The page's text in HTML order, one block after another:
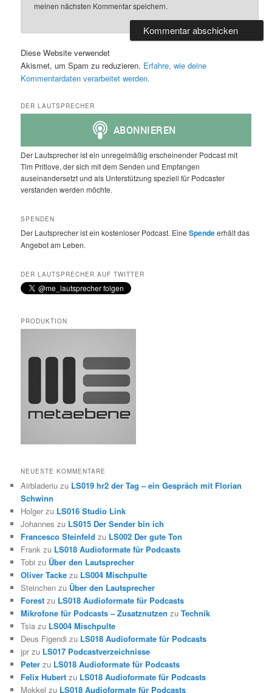
meinen nächsten Kommentar speichern.
Diese Website verwendet
Akismet, um Spam zu reduzieren. Erfahre, wie deine
Kommentardaten verarbeitet werden.
DER LAUTSPRECHER
Der Lautsprecher ist ein unregelmäßig erscheinender Podcast mit
Tim Pritlove, der sich mit dem Senden und Empfangen
auseinandersetzt und als Unterstützung speziell für Podcaster
verstanden werden möchte.
SPENDEN
Der Lautsprecher ist ein kostenloser Podcast. EineSpendeerhält das
Angebot am Leben.
DER LAUTSPRECHER AUF TWITTER
PRODUKTION
NEUESTE KOMMENTARE
Airbladeriu zu LS019 hr2 der Tag – ein Gespräch mit Florian
Schwinn
Holger zu LS016 Studio Link
Johannes zu LS015 Der Sender bin ich
Francesco Steinfeld zu LS002 Der gute Ton
Frank zu LS018 Audioformate für Podcasts
Tobi zu Über den Lautsprecher
Oliver Tacke zu LS004 Mischpulte
Steinchen zu Über den Lautsprecher
Forest zu LS018 Audioformate für Podcasts
Mikrofone für Podcasts – Zusatznutzen zuTechnik
Tsia zu LS004 Mischpulte
Deus Figendi zu LS018 Audioformate für Podcasts
jpr zu LS017 Podcastverzeichnisse
Peter zu LS018 Audioformate für Podcasts
Felix Hubert zu LS018 Audioformate für Podcasts
Mokkel zu LS018 Audioformate für Podcasts